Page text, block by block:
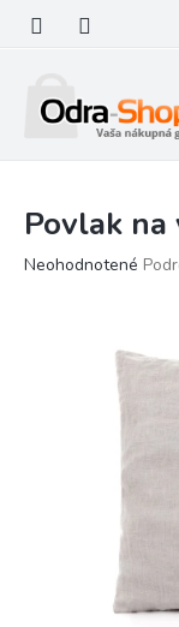
obsah
Povlak
Priemerné
Neohodnotené